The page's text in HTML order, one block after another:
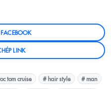
LINK
tom cruise # hair style
# man